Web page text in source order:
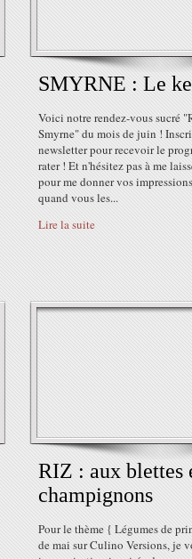
SMYRNE : Le
Voici notre rendez-vous sucré
Smyrne" du mois de juin !
newsletter pour recevoir le
rater ! Et n'hésitez pas à me
pour me donner vos
quand vous les...
Lire la suite
RIZ : aux blettes
champignons
Pour le thème { Légumes de
de mai sur Culino Versions, je